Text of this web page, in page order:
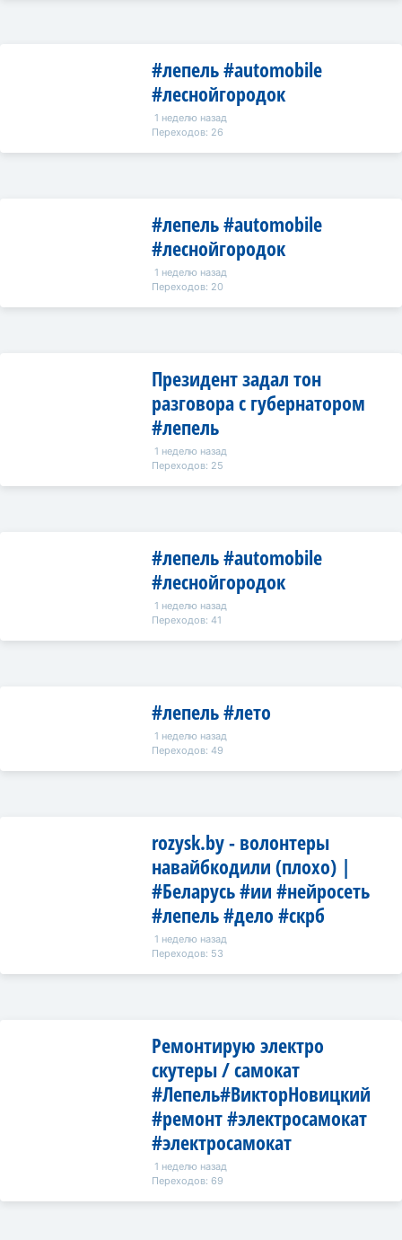
#лепель #automobile
#леснойгородок
1 неделю назад
Переходов: 26
#лепель #automobile
#леснойгородок
1 неделю назад
Переходов: 20
Президент задал тон
разговора с губернатором
#лепель
1 неделю назад
Переходов: 25
#лепель #automobile
#леснойгородок
1 неделю назад
Переходов: 41
#лепель #лето
1 неделю назад
Переходов: 49
rozysk.by - волонтеры
навайбкодили (плохо) |
#Беларусь #ии #нейросеть
#лепель #дело #скрб
1 неделю назад
Переходов: 53
Ремонтирую электро
скутеры / самокат
#Лепель#ВикторНовицкий
#ремонт #электросамокат
#электросамокат
1 неделю назад
Переходов: 69